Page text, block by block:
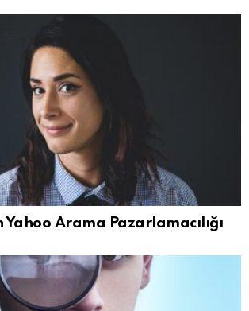
Yahoo Arama Pazarlamacılığı